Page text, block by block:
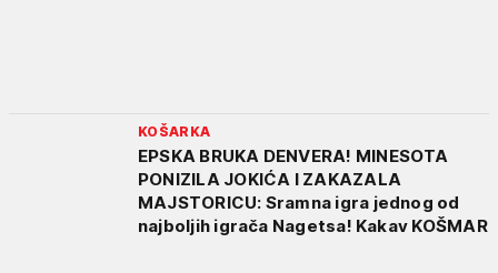
KOŠARKA
EPSKA BRUKA DENVERA! MINESOTA
PONIZILA JOKIĆA I ZAKAZALA
MAJSTORICU: Sramna igra jednog od
najboljih igrača Nagetsa! Kakav KOŠMAR